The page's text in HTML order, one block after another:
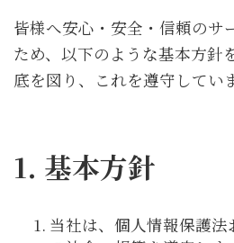
皆様へ安心・安全・信頼のサ
ため、以下のような基本方針
底を図り、これを遵守してい
1. 基本方針
当社は、個人情報保護